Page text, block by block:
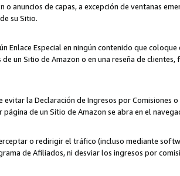
o anuncios de capas, a excepción de ventanas
su Sitio.
Enlace Especial en ningún contenido que
un Sitio de Amazon o en una reseña de
evitar la Declaración de Ingresos por
página de un Sitio de Amazon se abra en el
o redirigir el tráfico (incluso mediante
de Afiliados, ni desviar los ingresos por